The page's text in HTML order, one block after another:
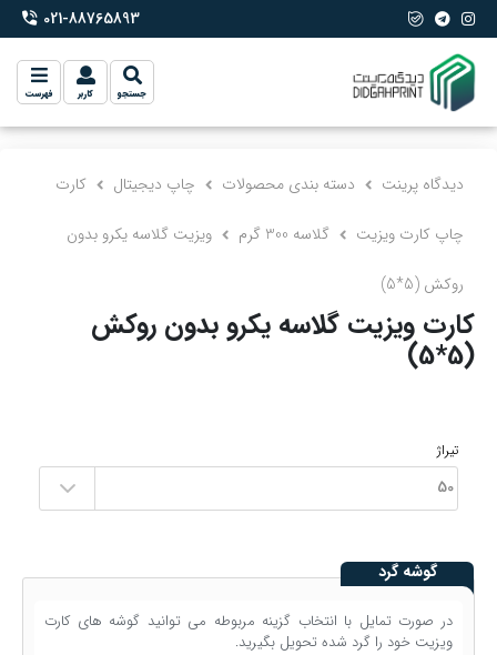
phone-2 021-88765893
جستجو کاربر فهرست
دیدگاه پرینت دسته بندی محصولات چاپ دیجیتال
چاپ کارت ویزیت گلاسه 300 گرم
کارت
ویزیت گلاسه یکرو بدون
روکش (5*5)
کارت ویزیت گلاسه یکرو بدون روکش
(5*5)
تیراژ
گوشه گرد
در صورت تمایل با انتخاب گزینه مربوطه می توانید گوشه های کارت
ویزیت خود را گرد شده تحویل بگیرید.